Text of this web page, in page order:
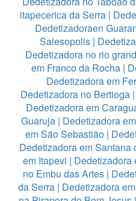
itapecerica da Serra |
Dedetizadoraen
Salesopolis |
Dedetizadora no rio
em Franco da Rocha |
Dedetizadora em
Dedetizadora no Bertioga |
Dedetizadora em
Guaruja| Dedetizadora
em São Sebastião |
Dedetizadora em Santana
em Itapevi | Dedetizadora
no Embu das Artes|
da Serra | Dedetizadora